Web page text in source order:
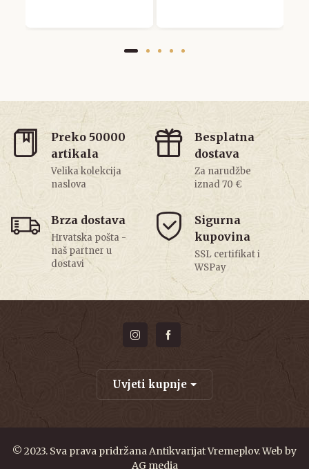
Preko 50000
artikala
Velika kolekcija
naslova
Besplatna
dostava
Za narudžbe
iznad 70 €
Brza dostava
Hrvatska pošta -
naš partner u
dostavi
Sigurna
kupovina
SSL certifikat i
WSPay
Uvjeti kupnje
© 2023. Sva prava pridržana Antikvarijat Vremeplov. Web by
AG media